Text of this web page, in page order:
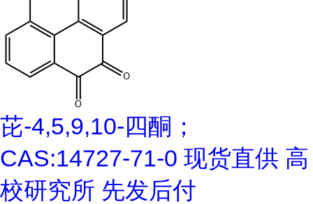
芘-4,5,9,10-四酮；
CAS:14727-71-0 现货直供 高
校研究所 先发后付